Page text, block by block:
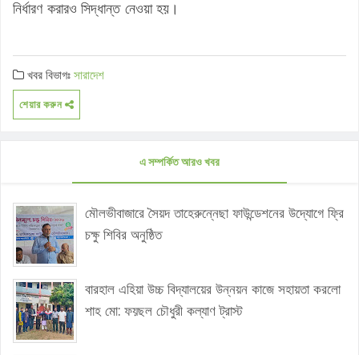
নির্ধারণ করারও সিদ্ধান্ত নেওয়া হয়।
খবর বিভাগঃসারাদেশ
শেয়ার করুন
এ সম্পর্কিত আরও খবর
মৌলভীবাজারে সৈয়দ তাহেরুন্নেছা ফাউন্ডেশনের উদ্যোগে ফ্রি
চক্ষু শিবির অনুষ্ঠিত
বারহাল এহিয়া উচ্চ বিদ্যালয়ের উন্নয়ন কাজে সহায়তা করলো
শাহ মো: ফয়ছল চৌধুরী কল্যাণ ট্রাস্ট